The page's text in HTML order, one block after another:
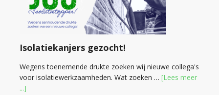
Isolatiekanjers gezocht!
Wegens toenemende drukte zoeken wij nieuwe collega's
voor isolatiewerkzaamheden. Wat zoeken … [Lees meer
...]